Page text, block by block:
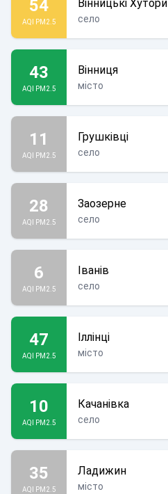
54
AQI PM2.5
Вінницькі Хутори
село
43
AQI PM2.5
Вінниця
місто
11
AQI PM2.5
Грушківці
село
28
AQI PM2.5
Заозерне
село
6
AQI PM2.5
Іванів
село
47
AQI PM2.5
Іллінці
місто
10
AQI PM2.5
Качанівка
село
35
AQI PM2.5
Ладижин
місто